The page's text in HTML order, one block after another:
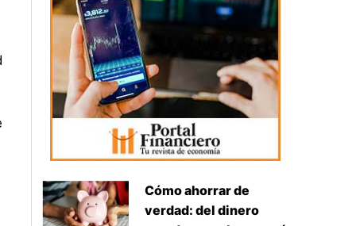
Cómo ahorrar de
verdad: del dinero